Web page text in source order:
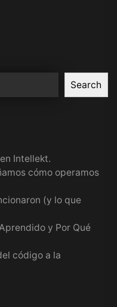
Search
Intellekt.
cómo operamos
(y lo que
y Por Qué
código a la